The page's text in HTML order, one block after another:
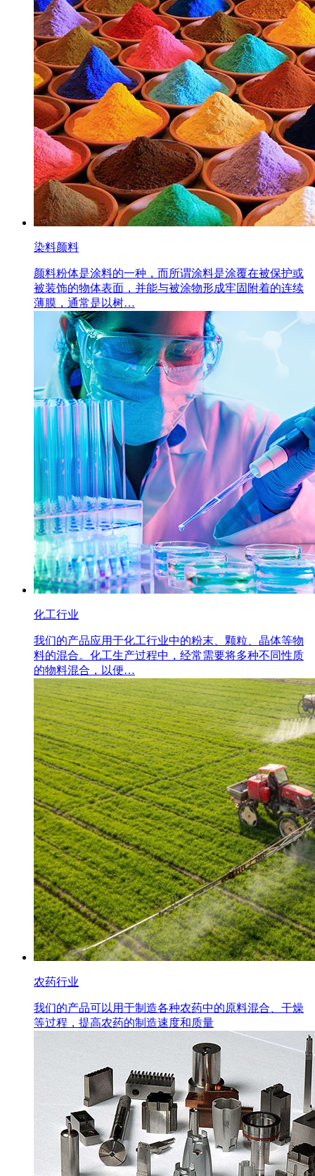
染料颜料
颜料粉体是涂料的一种，而所谓涂料是涂覆在被保护或
被装饰的物体表面，并能与被涂物形成牢固附着的连续
薄膜，通常是以树…
化工行业
我们的产品应用于化工行业中的粉末、颗粒、晶体等物
料的混合。化工生产过程中，经常需要将多种不同性质
的物料混合，以便…
农药行业
我们的产品可以用于制造各种农药中的原料混合、干燥
等过程，提高农药的制造速度和质量